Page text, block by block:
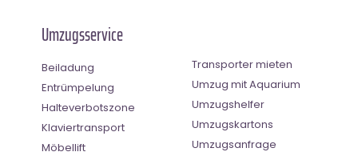
Umzugsservice
Beiladung
Entrümpelung
Halteverbotszone
Klaviertransport
Möbellift
Transporter mieten
Umzug mit Aquarium
Umzugshelfer
Umzugskartons
Umzugsanfrage